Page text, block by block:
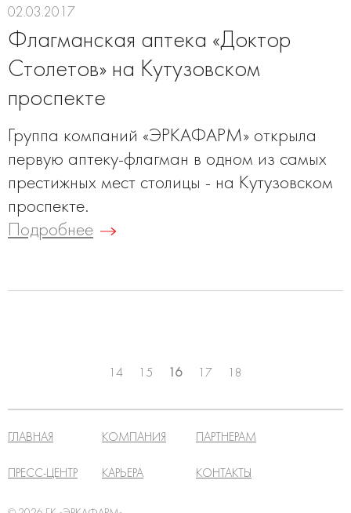
02.03.2017
Флагманская аптека «Доктор
Столетов» на Кутузовском
проспекте
Группа компаний «ЭРКАФАРМ» открыла
первую аптеку-флагман в одном из самых
престижных мест столицы - на Кутузовском
проспекте.
Подробнее
14 15 16 17 18
ГЛАВНАЯ КОМПАНИЯ ПАРТНЕРАМ
ПРЕСС-ЦЕНТР КАРЬЕРА КОНТАКТЫ